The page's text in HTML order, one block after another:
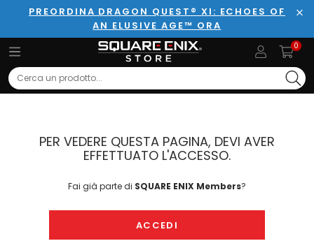
PREORDINA DRAGON QUEST® XI: ECHOES OF
AN ELUSIVE AGE™ ORA
0
Search
PER VEDERE QUESTA PAGINA, DEVI AVER
EFFETTUATO L'ACCESSO.
Fai già parte di SQUARE ENIX Members?
ACCEDI